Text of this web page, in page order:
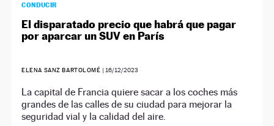
CONDUCIR
El disparatado precio que habrá que pagar
por aparcar un SUV en París
ELENA SANZ BARTOLOMÉ | 16/12/2023
La capital de Francia quiere sacar a los coches más
grandes de las calles de su ciudad para mejorar la
seguridad vial y la calidad del aire.